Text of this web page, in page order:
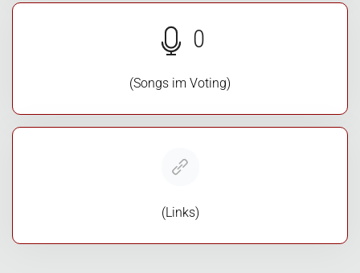
0
(Songs im Voting)
(Links)